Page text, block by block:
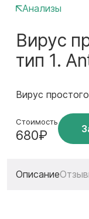
Анализы
Вирус
тип 1.
Вирус
Стоимость
680₽
Описание